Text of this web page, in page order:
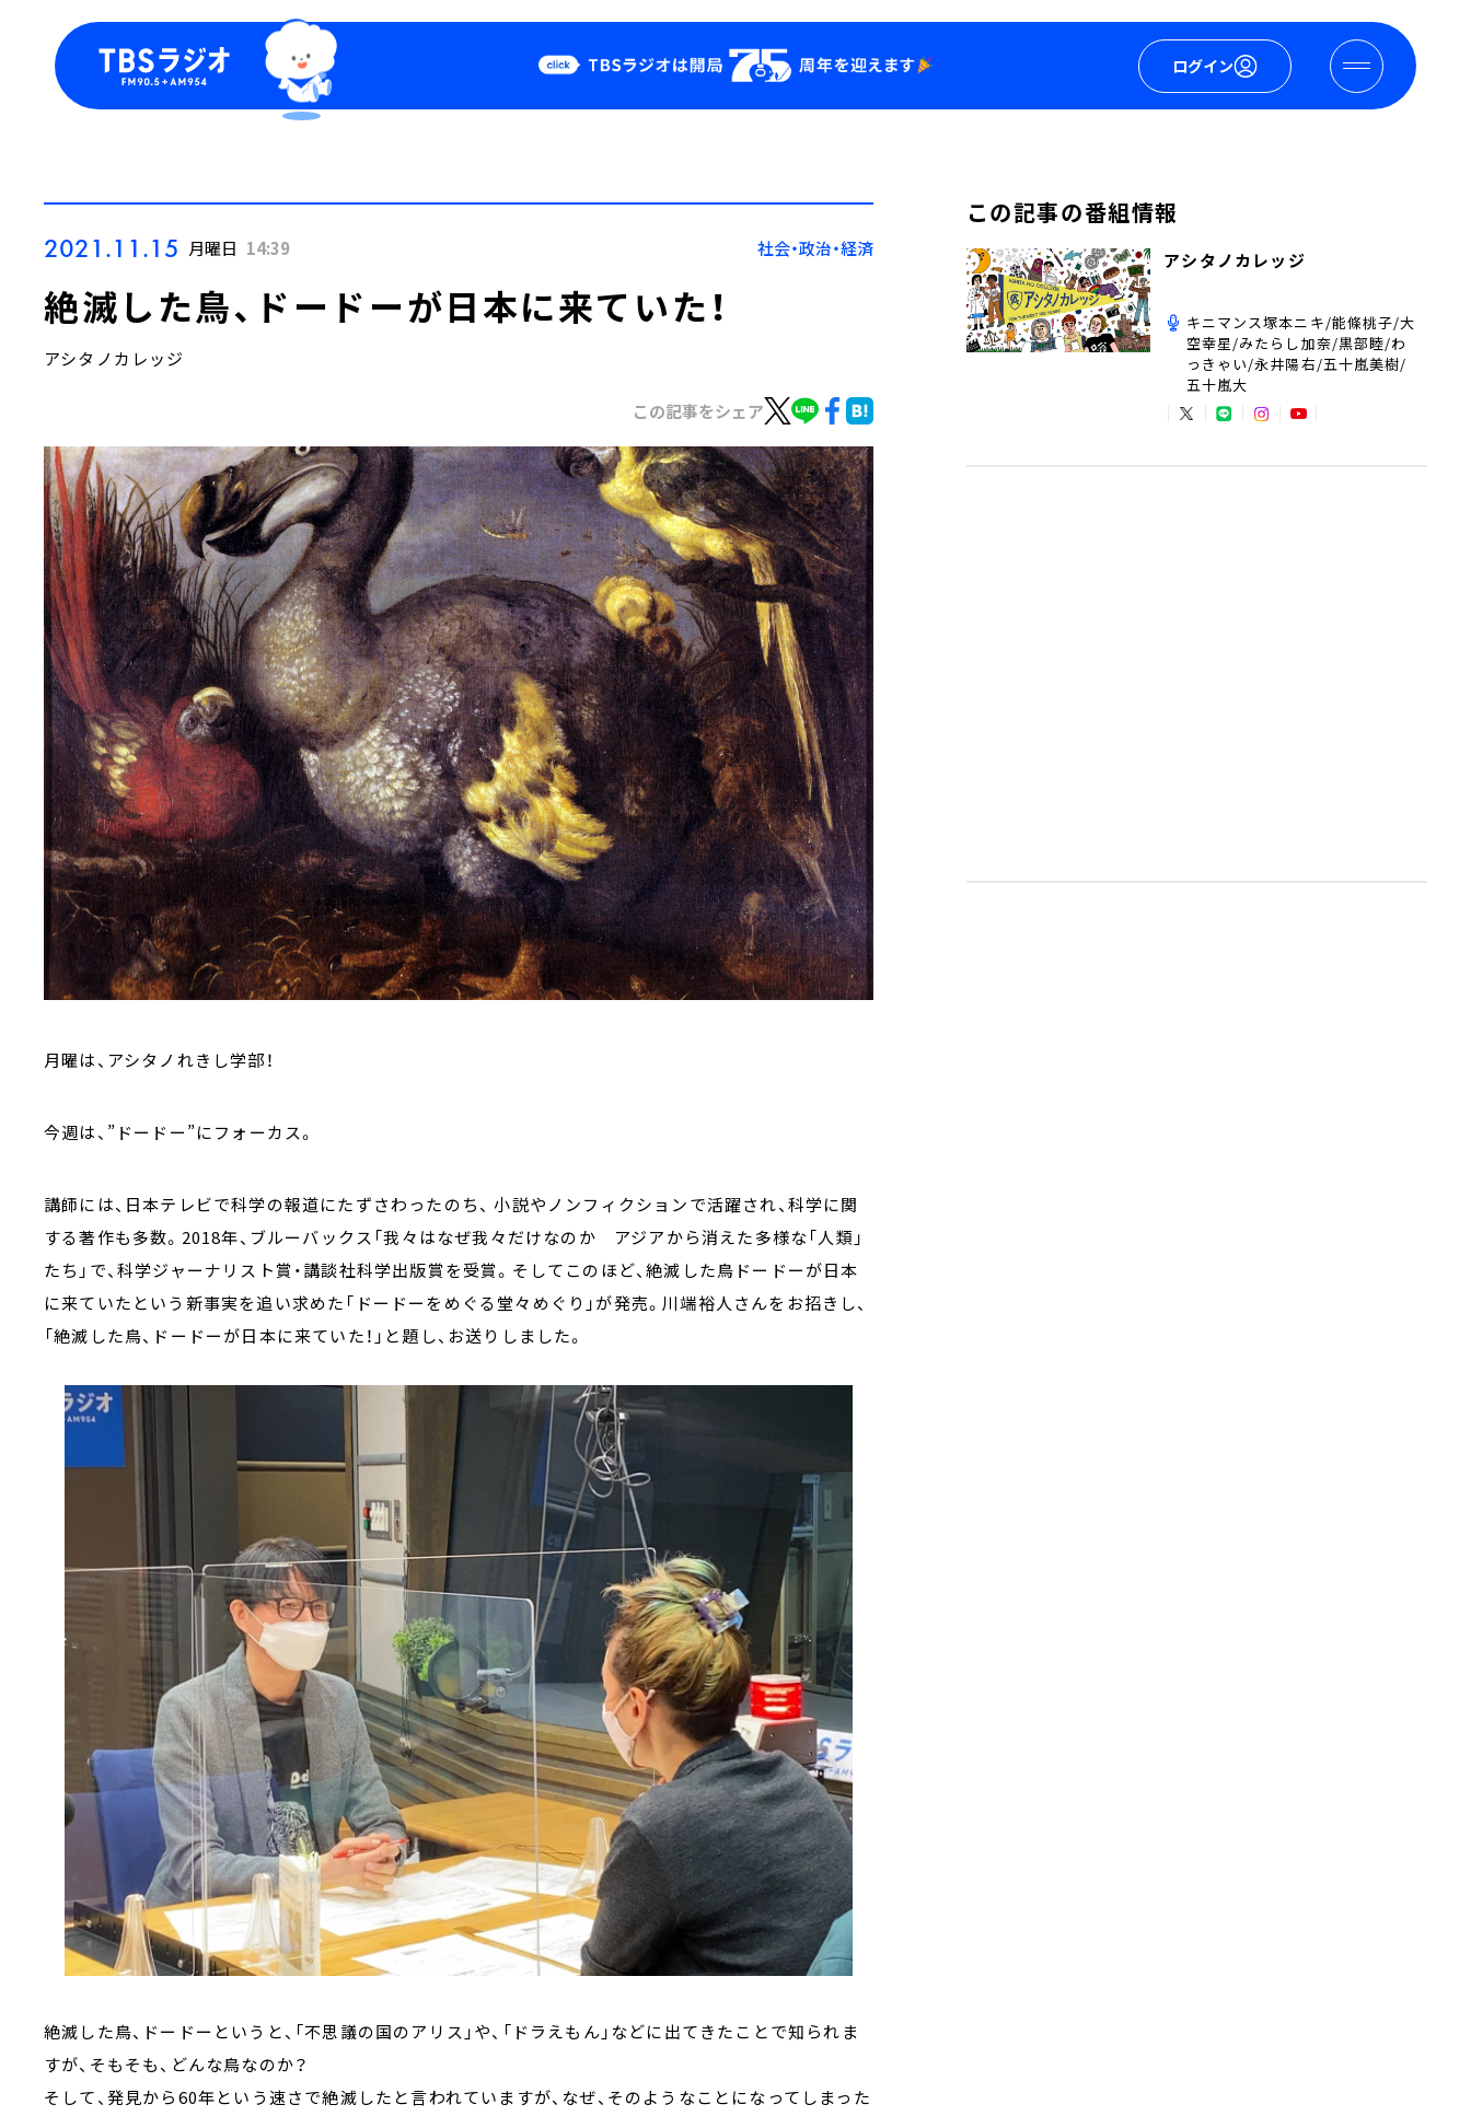
ログイン
Podcast
YouTube
会社情報
2021.11.15 月曜日 14:39 社会・政治・経済
絶滅した鳥、ドードーが日本に来ていた！
アシタノカレッジ
この記事をシェア
月曜は、アシタノれきし学部！
今週は、”ドードー”にフォーカス。
講師には、日本テレビで科学の報道にたずさわったのち、 小説やノンフィクションで活躍され、科学に関
する著作も多数。2018年、ブルーバックス「我々はなぜ我々だけなのか アジアから消えた多様な「人類」
たち」で、科学ジャーナリスト賞・講談社科学出版賞を受賞。そしてこのほど、絶滅した鳥ドードーが日本
に来ていたという新事実を追い求めた「ドードーをめぐる堂々めぐり」が発売。川端裕人さんをお招きし、
「絶滅した鳥、ドードーが日本に来ていた！」と題し、お送りしました。
絶滅した鳥、ドードーというと、「不思議の国のアリス」や、「ドラえもん」などに出てきたことで知られま
すが、そもそも、どんな鳥なのか？
そして、発見から60年という速さで絶滅したと言われていますが、なぜ、そのようなことになってしまった
この記事の番組情報
アシタノカレッジ
キニマンス塚本ニキ/能條桃子/大
空幸星/みたらし加奈/黒部睦/わ
っきゃい/永井陽右/五十嵐美樹/
五十嵐大